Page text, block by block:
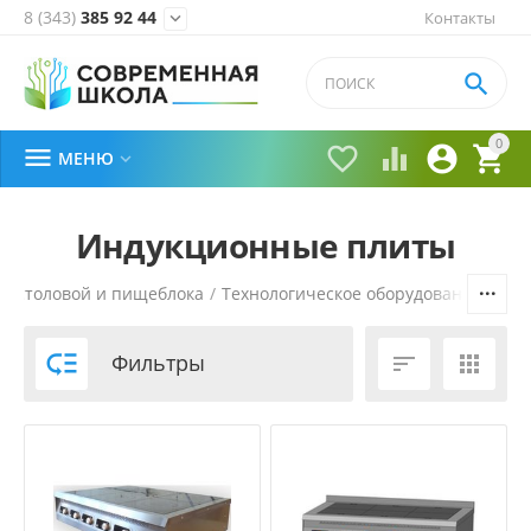
Контакты
8 (343) 385 92 44 
0


 

 МЕНЮ 
Индукционные плиты
столовой и пищеблока / Технологическое оборудование /
 Фильтры  